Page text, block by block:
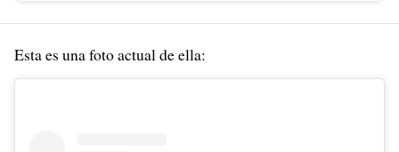
Esta es una foto actual de ella: